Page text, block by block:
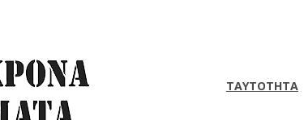
ΤΑΥΤΟΤΗΤΑ